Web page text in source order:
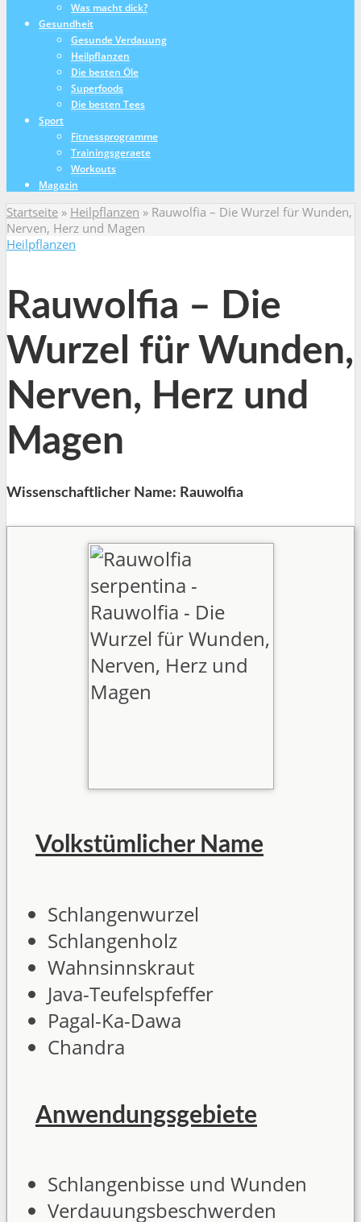
Was macht dick?
Gesundheit
Gesunde Verdauung
Heilpflanzen
Die besten Öle
Superfoods
Die besten Tees
Sport
Fitnessprogramme
Trainingsgeraete
Workouts
Magazin
Startseite » Heilpflanzen » Rauwolfia – Die Wurzel für Wunden,
Nerven, Herz und Magen
Heilpflanzen
Rauwolfia – Die
Wurzel für Wunden,
Nerven, Herz und
Magen
Wissenschaftlicher Name: Rauwolfia
Volkstümlicher Name
Schlangenwurzel
Schlangenholz
Wahnsinnskraut
Java-Teufelspfeffer
Pagal-Ka-Dawa
Chandra
Anwendungsgebiete
Schlangenbisse und Wunden
Verdauungsbeschwerden